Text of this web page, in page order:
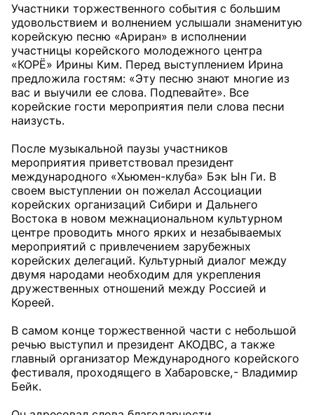
Участники торжественного события с большим
удовольствием и волнением услышали знаменитую
корейскую песню «Ариран» в исполнении
участницы корейского молодежного центра
«КОРЁ» Ирины Ким. Перед выступлением Ирина
предложила гостям: «Эту песню знают многие из
вас и выучили ее слова. Подпевайте». Все
корейские гости мероприятия пели слова песни
наизусть.
После музыкальной паузы участников
мероприятия приветствовал президент
международного «Хьюмен-клуба» Бэк Ын Ги. В
своем выступлении он пожелал Ассоциации
корейских организаций Сибири и Дальнего
Востока в новом межнациональном культурном
центре проводить много ярких и незабываемых
мероприятий с привлечением зарубежных
корейских делегаций. Культурный диалог между
двумя народами необходим для укрепления
дружественных отношений между Россией и
Кореей.
В самом конце торжественной части с небольшой
речью выступил и президент АКОДВС, а также
главный организатор Международного корейского
фестиваля, проходящего в Хабаровске, - Владимир
Бейк.